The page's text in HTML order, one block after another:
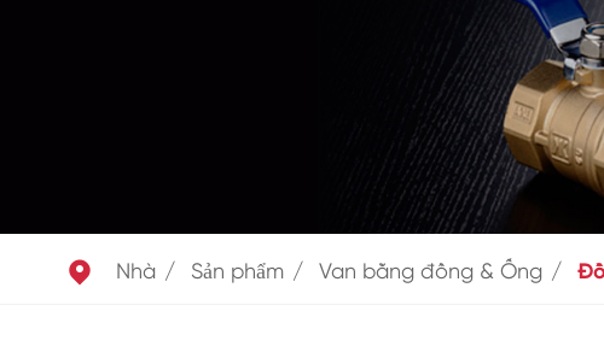
 Nhà Sản phẩm Van bằng đồng & Ống